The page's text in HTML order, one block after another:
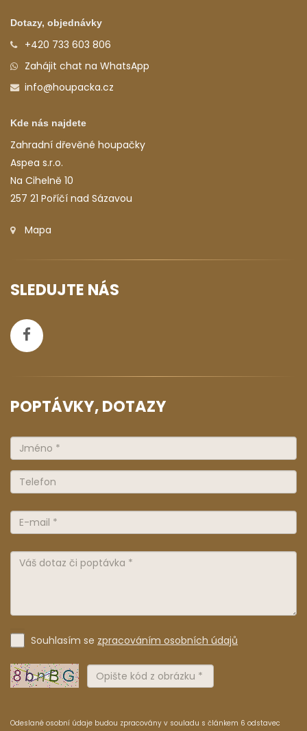
Dotazy, objednávky
+420 733 603 806
Zahájit chat na WhatsApp
info@houpacka.cz
Kde nás najdete
Zahradní dřevěné houpačky
Aspea s.r.o.
Na Cihelně 10
257 21 Poříčí nad Sázavou
Mapa
SLEDUJTE NÁS
POPTÁVKY, DOTAZY
Souhlasím se zpracováním osobních údajů
Odeslané osobní údaje budou zpracovány v souladu s článkem 6 odstavec